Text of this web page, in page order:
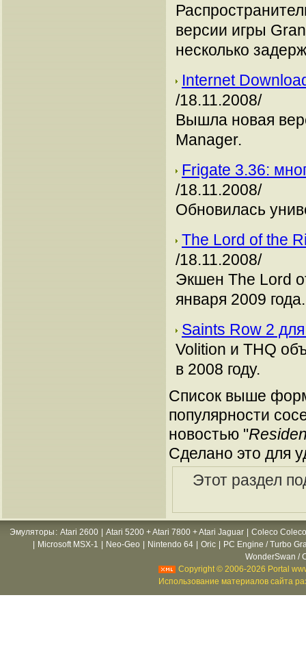
версии игры
несколько
Internet
/18.11.2008/
Вышла новая
Manager.
Frigate 3.36:
/18.11.2008/
Обновилась
The Lord of the
/18.11.2008/
Экшен The Lord
января 2009 года.
Saints Row 2
Volition и THQ
в 2008 году.
Список выше
популярности
новостью "
Сделано это для
Этот раздел
Эмуляторы : Atari 2600 Atari 5200 + Atari 7800 + Atari Jaguar
Coleco
Microsoft MSX-1 Neo-Geo Nintendo 64 Oric
PC Engine / Turbo
WonderSwan /
Copyright © 2006-2026 Portal
Использование материалов сайта